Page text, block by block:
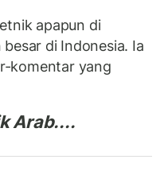
apapun di
di Indonesia. Ia
komentar yang
Arab....